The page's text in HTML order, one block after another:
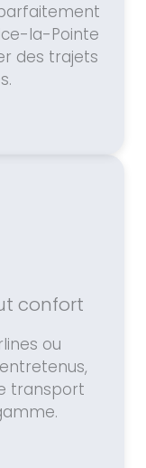
la-Pointe
des trajets
confort
ou
transport